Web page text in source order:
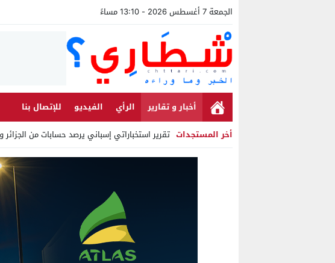
الجمعة 7 أغسطس 2026 - 13:10 مساءً
أخبار و تقارير الرأي الفيديو
للإتصال بنا
أخر المستجدات تقرير استخباراتي إسباني يرصد حسابات من الجزائر وأرقاما
Stop